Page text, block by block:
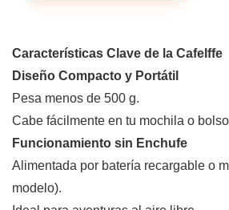
Características Clave de la Cafelffe
Diseño Compacto y Portátil
Pesa menos de 500 g.
Cabe fácilmente en tu mochila o
Funcionamiento sin Enchufe
Alimentada por batería recargable o
modelo).